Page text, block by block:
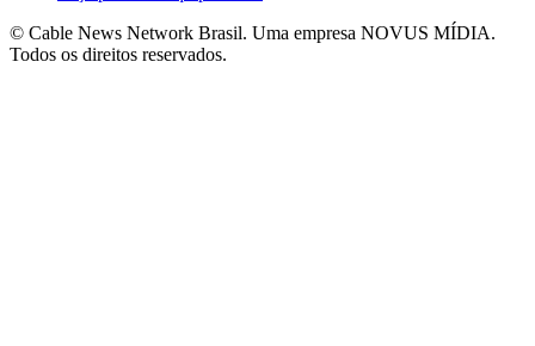
© Cable News Network Brasil. Uma empresa NOVUS MÍDIA.
Todos os direitos reservados.